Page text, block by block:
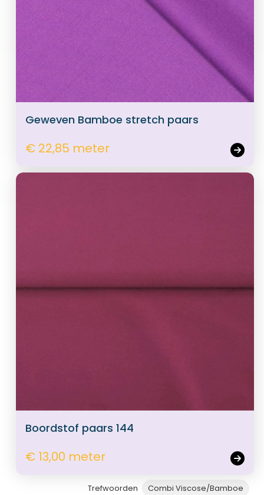
Geweven Bamboe stretch paars
€ 22,85 meter
Boordstof paars 144
€ 13,00 meter
Trefwoorden
Combi Viscose/Bamboe